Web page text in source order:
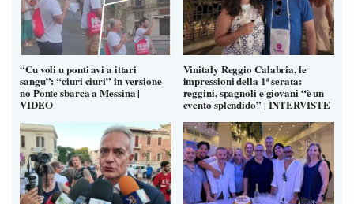
“Cu voli u ponti avi a ittari
sangu”: “ciuri ciuri” in versione
no Ponte sbarca a Messina |
VIDEO
Vinitaly Reggio Calabria, le
impressioni della 1ª serata:
reggini, spagnoli e giovani “è un
evento splendido” | INTERVISTE